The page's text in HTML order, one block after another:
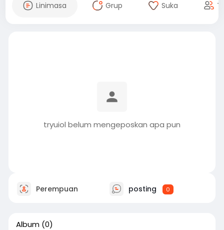
Linimasa Grup Suka
tryuiol belum mengeposkan apa pun
Perempuan posting 0
Album (0)